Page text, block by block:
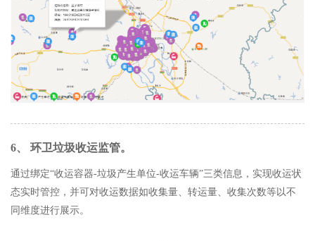
6、 环卫垃圾收运监管。
通过绑定“收运容器-垃圾产生单位-收运车辆”三类信息，实现收运状
态实时管控，并可对收运数据如收集量、转运量、收集次数等以不
同维度进行展示。